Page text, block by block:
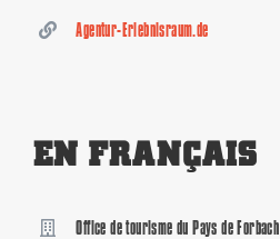
Agentur-Erlebnisraum.de
EN FRANÇAIS
Office de tourisme du Pays de Forbach